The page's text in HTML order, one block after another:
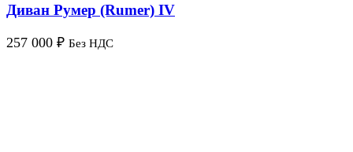
Диван Румер (Rumer) IV
257 000 ₽ Без НДС